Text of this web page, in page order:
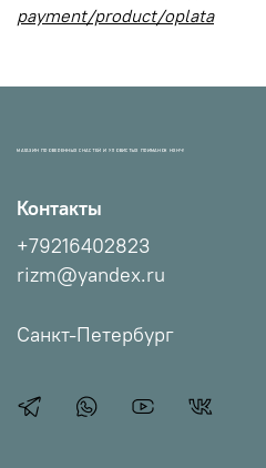
payment/product/oplata
МАГАЗИН ПРОВЕРЕННЫХ СНАСТЕЙ И УЛОВИСТЫХ ПРИМАНОК НХНЧ!
Контакты
+79216402823
rizm@yandex.ru
Санкт-Петербург